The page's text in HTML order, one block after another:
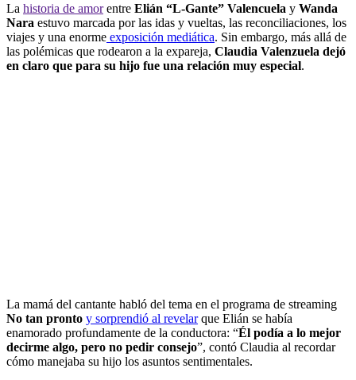
La historia de amorentre Elián “L-Gante” Valencuela y Wanda
Nara estuvo marcada por las idas y vueltas, las reconciliaciones, los
viajes y una enorme exposición mediática. Sin embargo, más allá de
las polémicas que rodearon a la expareja, Claudia Valenzuela dejó
en claro que para su hijo fue una relación muy especial.
La mamá del cantante habló del tema en el programa de streaming
No tan pronto y sorprendió al revelarque Elián se había
enamorado profundamente de la conductora: “Él podía a lo mejor
decirme algo, pero no pedir consejo”, contó Claudia al recordar
cómo manejaba su hijo los asuntos sentimentales.